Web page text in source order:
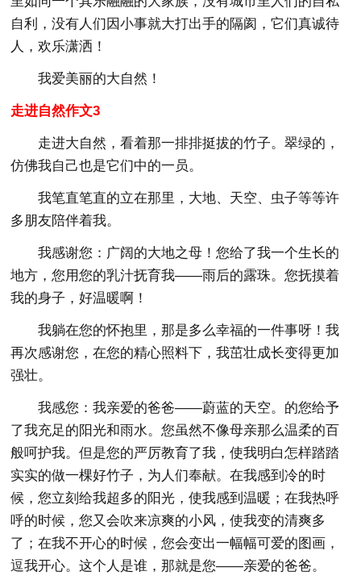
自利，没有人们因小事就大打出手的隔阂，它们真诚待
人，欢乐潇洒！
我爱美丽的大自然！
走进自然作文3
走进大自然，看着那一排排挺拔的竹子。翠绿的，
仿佛我自己也是它们中的一员。
我笔直笔直的立在那里，大地、天空、虫子等等许
多朋友陪伴着我。
我感谢您：广阔的大地之母！您给了我一个生长的
地方，您用您的乳汁抚育我——雨后的露珠。您抚摸着
我的身子，好温暖啊！
我躺在您的怀抱里，那是多么幸福的一件事呀！我
再次感谢您，在您的精心照料下，我茁壮成长变得更加
强壮。
我感您：我亲爱的爸爸——蔚蓝的天空。的您给予
了我充足的阳光和雨水。您虽然不像母亲那么温柔的百
般呵护我。但是您的严厉教育了我，使我明白怎样踏踏
实实的做一棵好竹子，为人们奉献。在我感到冷的时
候，您立刻给我超多的阳光，使我感到温暖；在我热呼
呼的时候，您又会吹来凉爽的小风，使我变的清爽多
了；在我不开心的时候，您会变出一幅幅可爱的图画，
逗我开心。这个人是谁，那就是您——亲爱的爸爸。